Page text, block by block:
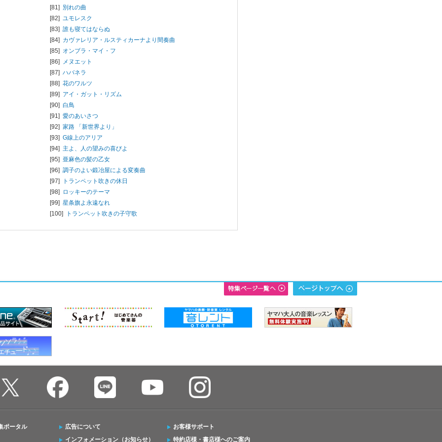
[81] 別れの曲
[82] ユモレスク
[83] 誰も寝てはならぬ
[84] カヴァレリア・ルスティカーナより間奏曲
[85] オンブラ・マイ・フ
[86] メヌエット
[87] ハバネラ
[88] 花のワルツ
[89] アイ・ガット・リズム
[90] 白鳥
[91] 愛のあいさつ
[92] 家路 「新世界より」
[93] G線上のアリア
[94] 主よ、人の望みの喜びよ
[95] 亜麻色の髪の乙女
[96] 調子のよい鍛冶屋による変奏曲
[97]
トランペット吹きの休日
[98] ロッキーのテーマ
[99] 星条旗よ永遠なれ
[100]
トランペット吹きの子守歌
ポータル
広告について
インフォメーション（お知らせ）
お客様サポート
特約店様・書店様へのご案内